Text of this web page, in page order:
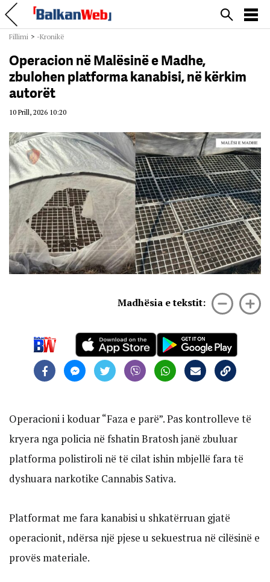
Fillimi > -Kronikë
Operacion në Malësinë e Madhe,
zbulohen platforma kanabisi, në kërkim
autorët
10 Prill, 2026 10:20
Madhësia e tekstit:
Operacioni i koduar “Faza e parë”. Pas kontrolleve të
kryera nga policia në fshatin Bratosh janë zbuluar
platforma polistiroli në të cilat ishin mbjellë fara të
dyshuara narkotike Cannabis Sativa.
Platformat me fara kanabisi u shkatërruan gjatë
operacionit, ndërsa një pjese u sekuestrua në cilësinë e
provës materiale.